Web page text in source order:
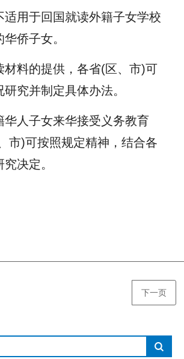
用于回国就读外籍子女学校
侨子女。
料的提供，各省(区、市)可
究并制定具体办法。
人子女来华接受义务教育
市)可按照规定精神，结合各
决定。
下一页